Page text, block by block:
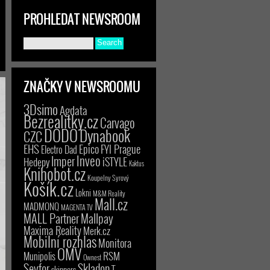
PROHLEDAT NEWSROOM
ZNAČKY V NEWSROOMU
3DsimoAgdata
Bezrealitky.czCarvago
CZCDODODynabook
EHSElectro Dad EpicoFYI Prague
HedepyImperInveoiSTYLEKaktus
Knihobot.czKoupelny Syrový
Košík.czLokni M&M Reality
MADMONQMAGENTA TV Mall.cz
MALL PartnerMallpay
Maxima RealityMerk.cz
Mobilní rozhlasMonitora
MunipolisOMVOwnest RSM